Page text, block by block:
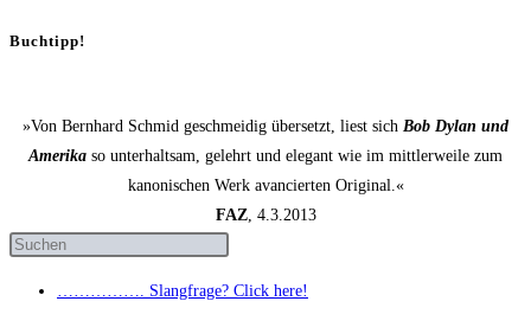
Buchtipp!
»Von Bernhard Schmid geschmeidig übersetzt, liest sich Bob Dylan und
Amerika so unterhaltsam, gelehrt und elegant wie im mittlerweile zum
kanonischen Werk avancierten Original.«
FAZ, 4.3.2013
……………. Slang­fra­ge? Click here!